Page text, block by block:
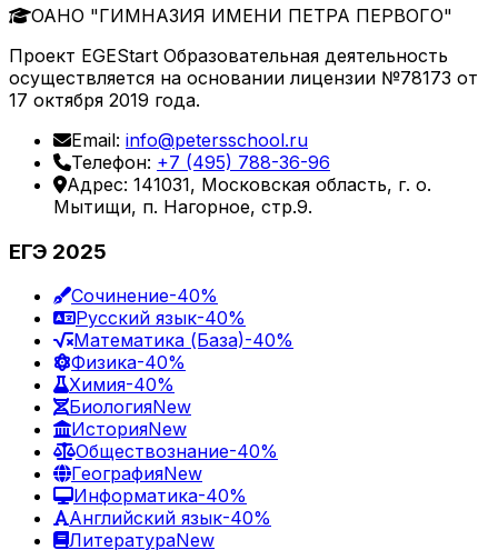
ОАНО "ГИМНАЗИЯ ИМЕНИ ПЕТРА ПЕРВОГО"
Проект EGEStart Образовательная деятельность
осуществляется на основании лицензии №78173 от
17 октября 2019 года.
Email: info@petersschool.ru
Телефон: +7 (495) 788-36-96
Адрес: 141031, Московская область, г. о.
Мытищи, п. Нагорное, стр.9.
ЕГЭ 2025
Сочинение-40%
Русский язык-40%
Математика (База)-40%
Физика-40%
Химия-40%
БиологияNew
ИсторияNew
Обществознание-40%
ГеографияNew
Информатика-40%
Английский язык-40%
ЛитератураNew